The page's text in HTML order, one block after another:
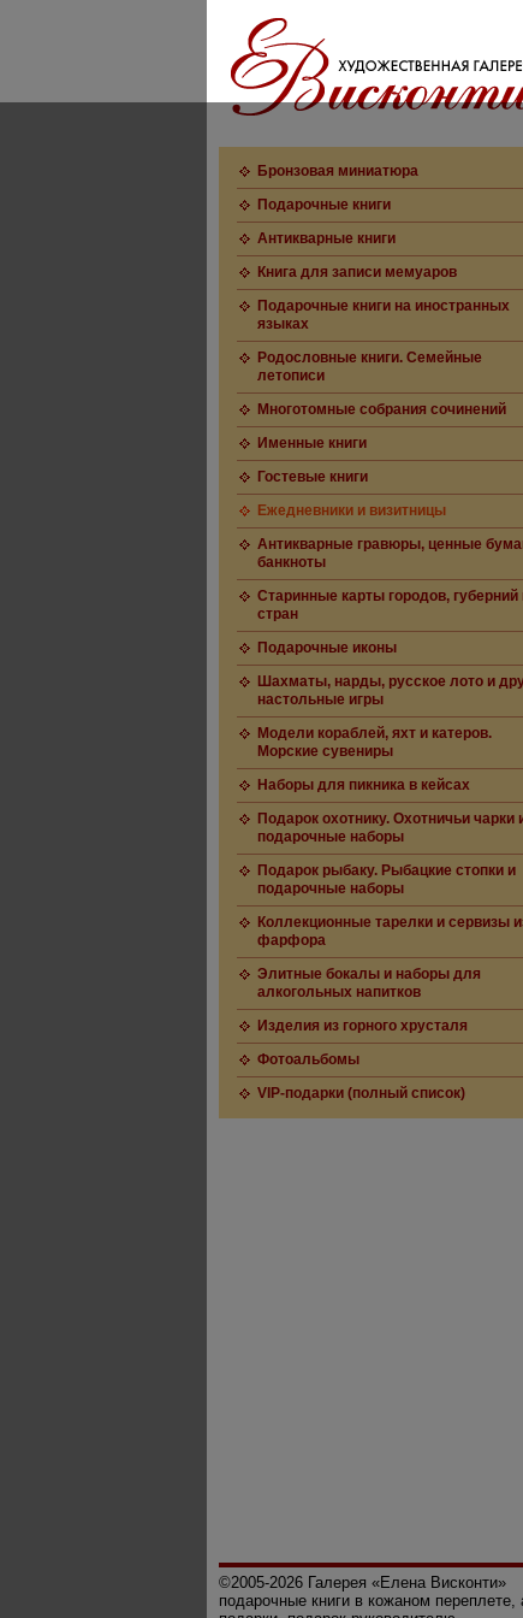
Бронзовая миниатюра
Подарочные книги
Антикварные книги
Книга для записи мемуаров
Подарочные книги на иностранных
языках
Родословные книги. Семейные
летописи
Многотомные собрания сочинений
Именные книги
Гостевые книги
Ежедневники и визитницы
Антикварные гравюры, ценные
банкноты
Старинные карты городов, губерний
стран
Подарочные иконы
Шахматы, нарды, русское лото и
настольные игры
Модели кораблей, яхт и катеров.
Морские сувениры
Наборы для пикника в кейсах
Подарок охотнику. Охотничьи чарки
подарочные наборы
Подарок рыбаку. Рыбацкие стопки и
подарочные наборы
Коллекционные тарелки и сервизы
фарфора
Элитные бокалы и наборы для
алкогольных напитков
Изделия из горного хрусталя
Фотоальбомы
VIP-подарки (полный список)
©2005-2026 Галерея «Елена Висконти»
подарочные книги в кожаном